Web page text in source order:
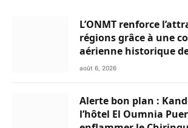
L’ONMT renforce
régions grâce à une
aérienne historique
août 6, 2026
Alerte bon plan :
l’hôtel El Oumnia